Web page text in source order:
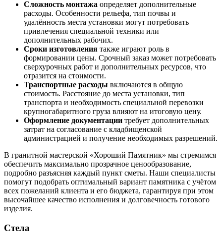
Сложность монтажа определяет дополнительные
расходы. Особенности рельефа, тип почвы и
удалённость места установки могут потребовать
привлечения специальной техники или
дополнительных рабочих.
Сроки изготовления также играют роль в
формировании цены. Срочный заказ может потребовать
сверхурочных работ и дополнительных ресурсов, что
отразится на стоимости.
Транспортные расходы включаются в общую
стоимость. Расстояние до места установки, тип
транспорта и необходимость специальной перевозки
крупногабаритного груза влияют на итоговую цену.
Оформление документации требует дополнительных
затрат на согласование с кладбищенской
администрацией и получение необходимых разрешений.
В гранитной мастерской «Хороший Памятник» мы стремимся
обеспечить максимально прозрачное ценообразование,
подробно разъясняя каждый пункт сметы. Наши специалисты
помогут подобрать оптимальный вариант памятника с учётом
всех пожеланий клиента и его бюджета, гарантируя при этом
высочайшее качество исполнения и долговечность готового
изделия.
Стела